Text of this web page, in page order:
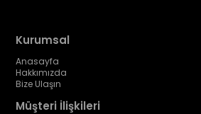
Kurumsal
Anasayfa
Hakkımızda
Bize Ulaşın
Müşteri İlişkileri